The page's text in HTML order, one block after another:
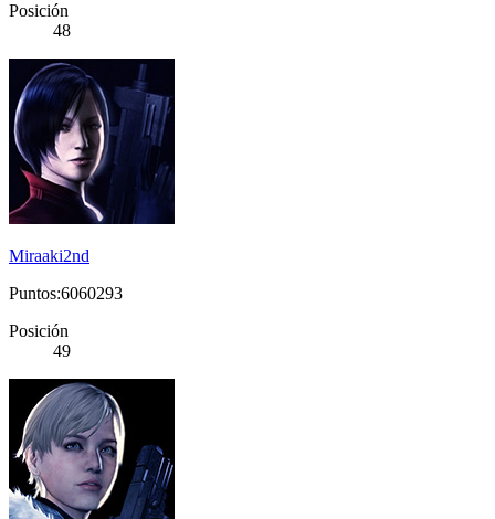
Posición
48
Miraaki2nd
Puntos:6060293
Posición
49